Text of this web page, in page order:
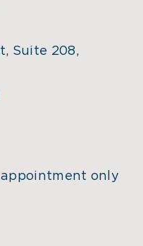
Suite 208,
only